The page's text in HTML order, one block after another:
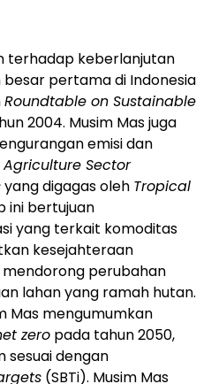
terhadap keberlanjutan
pertama di Indonesia
Roundtable on Sustainable
2004. Musim Mas juga
emisi dan
Agriculture Sector
yang digagas oleh Tropical
ini bertujuan
yang terkait komoditas
kesejahteraan
perubahan
lahan yang ramah hutan.
Mas mengumumkan
zero pada tahun 2050,
sesuai dengan
(SBTi). Musim Mas